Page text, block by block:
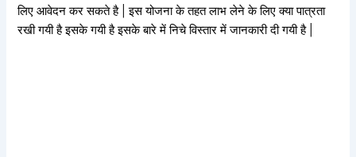
लिए आवेदन कर सकते है | इस योजना के तहत लाभ लेने के लिए क्या पात्रता
रखी गयी है इसके गयी है इसके बारे में निचे विस्तार में जानकारी दी गयी है |